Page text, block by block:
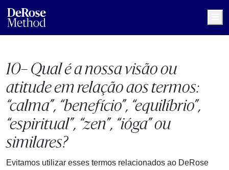
10– Qual é a nossa visão ou
atitude em relação aos termos:
“calma”, “benefício”, “equilíbrio”,
“espiritual”, “zen”, “ióga” ou
similares?
Evitamos utilizar esses termos relacionados ao DeRose